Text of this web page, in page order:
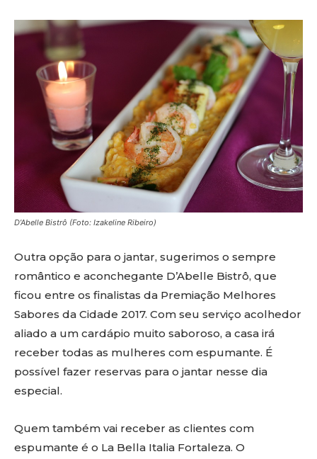
D’Abelle Bistrô (Foto: Izakeline Ribeiro)
Outra opção para o jantar, sugerimos o sempre
romântico e aconchegante D’Abelle Bistrô, que
ficou entre os finalistas da Premiação Melhores
Sabores da Cidade 2017. Com seu serviço acolhedor
aliado a um cardápio muito saboroso, a casa irá
receber todas as mulheres com espumante. É
possível fazer reservas para o jantar nesse dia
especial.
Quem também vai receber as clientes com
espumante é o La Bella Italia Fortaleza. O